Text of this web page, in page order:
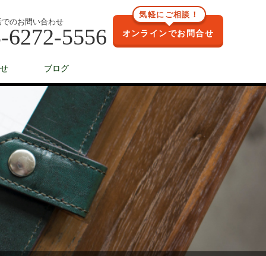
でのお問い合わせ
6272-5556
気軽にご相談！
オンラインでお問合せ
ブログ